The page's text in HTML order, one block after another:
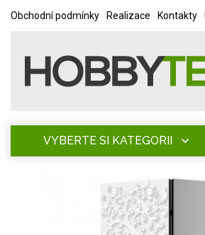
Obchodní podmínky Realizace Kontakty
VYBERTE SI KATEGORII